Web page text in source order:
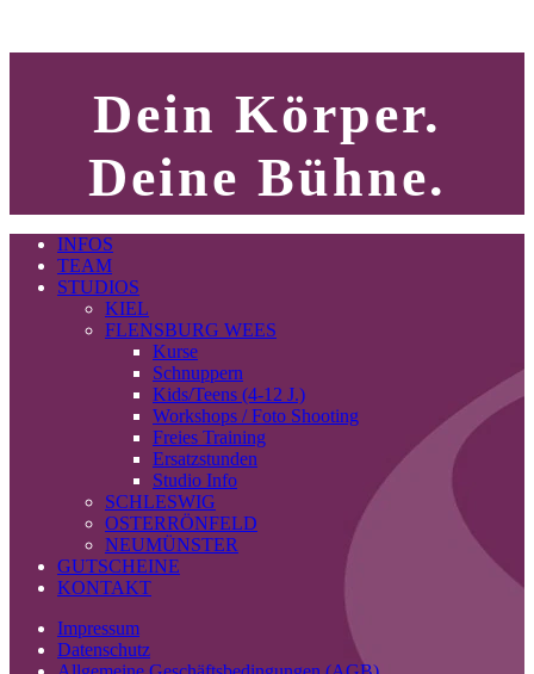
Dein Körper.
Deine Bühne.
INFOS
TEAM
STUDIOS
KIEL
FLENSBURG WEES
Kurse
Schnuppern
Kids/Teens (4-12 J.)
Workshops / Foto Shooting
Freies Training
Ersatzstunden
Studio Info
SCHLESWIG
OSTERRÖNFELD
NEUMÜNSTER
GUTSCHEINE
KONTAKT
Impressum
Datenschutz